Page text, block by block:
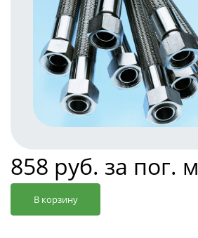
858 руб. за пог. м
В корзину